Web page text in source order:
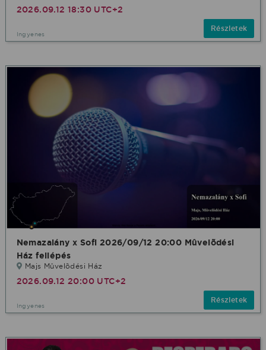
2026.09.12 18:30 UTC+2
Ingyenes
Részletek
Nemazalány x Sofi 2026/09/12 20:00 Mûvelõdési
Ház fellépés
Majs Mûvelõdési Ház
2026.09.12 20:00 UTC+2
Ingyenes
Részletek